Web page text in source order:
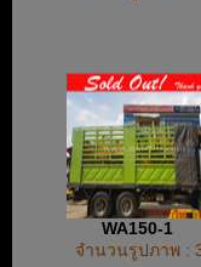
WA150-1
จำนวนรูปภาพ :